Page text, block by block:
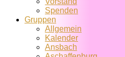
Spenden
Gruppen
Allgemein
Kalender
Ansbach